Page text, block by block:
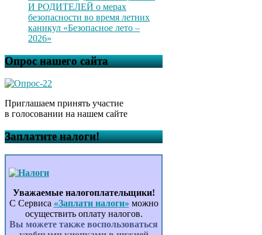
И РОДИТЕЛЕЙ о мерах
безопасности во время летних
каникул «Безопасное лето –
2026»
Опрос нашего сайта
Приглашаем принять участие
в голосовании на нашем сайте
Заплатите налоги!
Уважаемые налогоплательщики!
С Сервиса «Заплати налоги» можно
осуществить оплату налогов.
Вы можете также воспользоваться